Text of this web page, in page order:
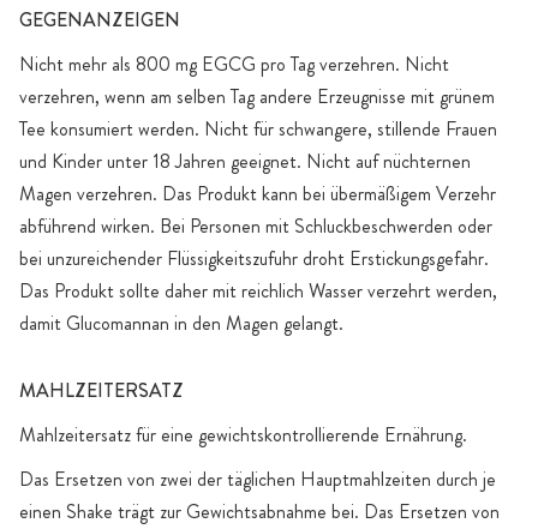
GEGENANZEIGEN
Nicht mehr als 800 mg EGCG pro Tag verzehren. Nicht
verzehren, wenn am selben Tag andere Erzeugnisse mit grünem
Tee konsumiert werden. Nicht für schwangere, stillende Frauen
und Kinder unter 18 Jahren geeignet. Nicht auf nüchternen
Magen verzehren. Das Produkt kann bei übermäßigem Verzehr
abführend wirken. Bei Personen mit Schluckbeschwerden oder
bei unzureichender Flüssigkeitszufuhr droht Erstickungsgefahr.
Das Produkt sollte daher mit reichlich Wasser verzehrt werden,
damit Glucomannan in den Magen gelangt.
MAHLZEITERSATZ
Mahlzeitersatz für eine gewichtskontrollierende Ernährung.
Das Ersetzen von zwei der täglichen Hauptmahlzeiten durch je
einen Shake trägt zur Gewichtsabnahme bei. Das Ersetzen von